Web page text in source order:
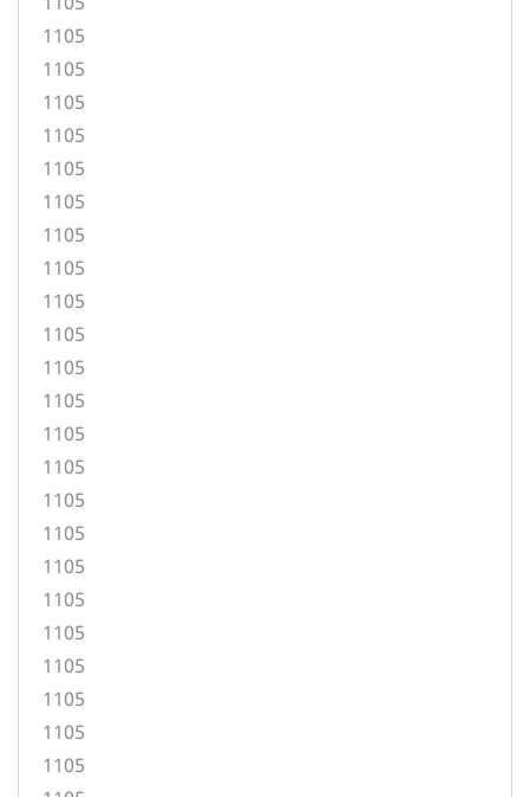
1105
1105
1105
1105
1105
1105
1105
1105
1105
1105
1105
1105
1105
1105
1105
1105
1105
1105
1105
1105
1105
1105
1105